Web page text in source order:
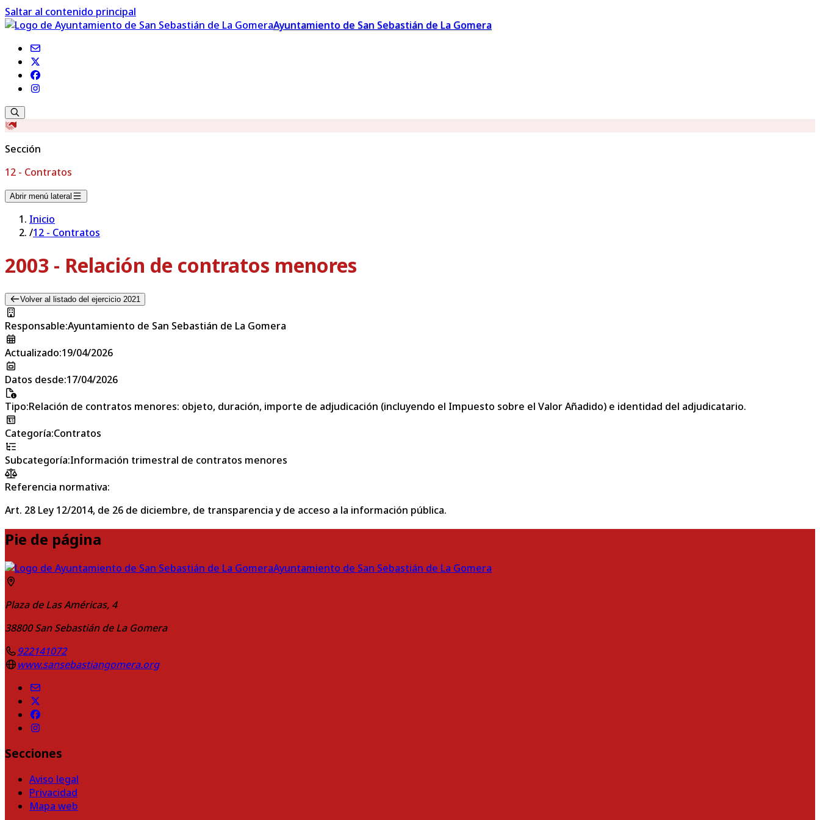
Saltar al contenido principal
Ayuntamiento de San Sebastián de La Gomera
Sección
12 - Contratos
Abrir menú lateral
Inicio
/12 - Contratos
2003 - Relación de contratos menores
Volver al listado del ejercicio 2021
Responsable:Ayuntamiento de San Sebastián de La Gomera
Actualizado:19/04/2026
Datos desde:17/04/2026
Tipo:Relación de contratos menores: objeto, duración, importe de adjudicación (incluyendo el Impuesto sobre el Valor Añadido) e identidad del adjudicatario.
Categoría:Contratos
Subcategoría:Información trimestral de contratos menores
Referencia normativa:
Art. 28 Ley 12/2014, de 26 de diciembre, de transparencia y de acceso a la información pública.
Pie de página
Ayuntamiento de San Sebastián de La Gomera
Plaza de Las Américas, 4
38800 San Sebastián de La Gomera
922141072
www.sansebastiangomera.org
Secciones
Aviso legal
Privacidad
Mapa web